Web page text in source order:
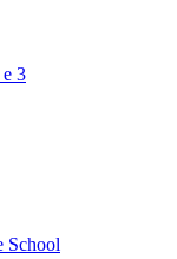
3
School